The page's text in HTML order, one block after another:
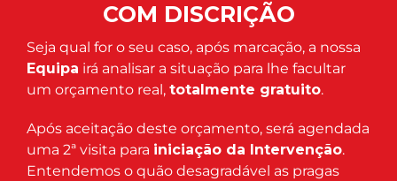
COM DISCRIÇÃO
Seja qual for o seu caso, após marcação, a nossa
Equipa irá analisar a situação para lhe facultar
um orçamento real, totalmente gratuito.
Após aceitação deste orçamento, será agendada
uma 2ª visita para iniciação da Intervenção.
Entendemos o quão desagradável as pragas